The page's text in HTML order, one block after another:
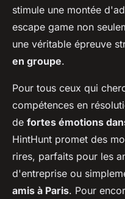
stimule une montée
escape game non
une véritable épreuve
en groupe.
Pour tous ceux qui
compétences en
de fortes émotions
HintHunt promet des
rires, parfaits pour les
d'entreprise ou
amis à Paris. Pour